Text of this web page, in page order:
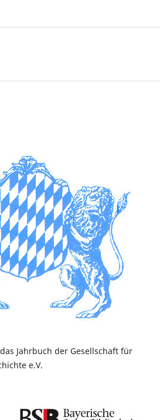
Jahrbuch der Gesellschaft für
e.V.